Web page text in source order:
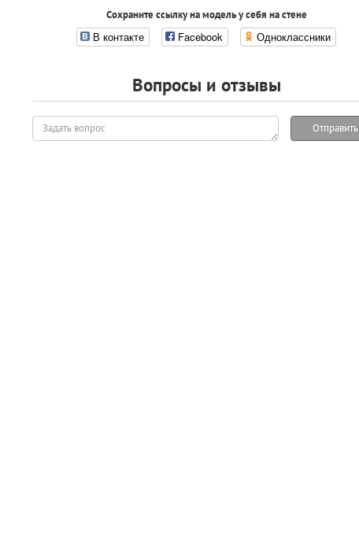
Сохраните ссылку на модель у себя на стене
В контакте Facebook Одноклассники
Вопросы и отзывы
Задать
вопрос
Отправить